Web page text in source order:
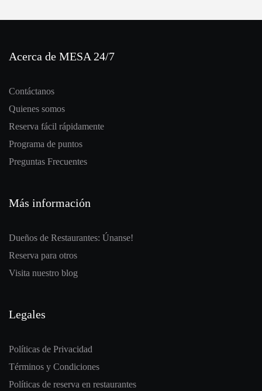
Acerca de MESA 24/7
Contáctanos
Quienes somos
Reserva fácil rápidamente
Programa de puntos
Preguntas Frecuentes
Más información
Dueños de Restaurantes: Únanse!
Reserva para otros
Visita nuestro blog
Legales
Políticas de Privacidad
Términos y Condiciones
Políticas de reserva en restaurantes